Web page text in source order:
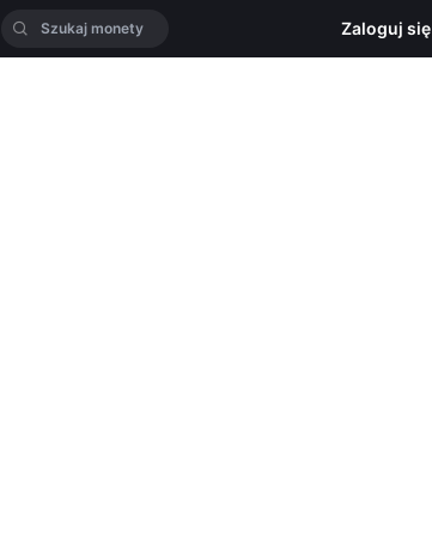
Zaloguj się